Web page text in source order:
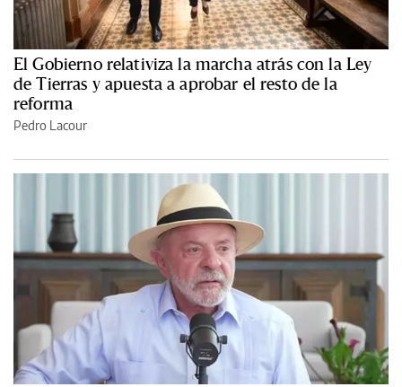
El Gobierno relativiza la marcha atrás con la Ley
de Tierras y apuesta a aprobar el resto de la
reforma
Pedro Lacour